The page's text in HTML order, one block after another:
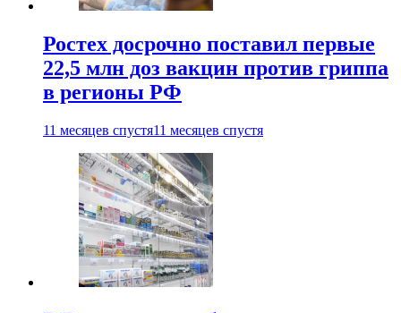
Ростех досрочно поставил первые
22,5 млн доз вакцин против гриппа
в регионы РФ
11 месяцев спустя11 месяцев спустя